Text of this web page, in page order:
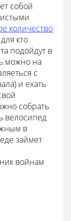
собой
количество
кто
подойдут в
можно на
с
и ехать
собрать
велосипед
в
займет
войнам